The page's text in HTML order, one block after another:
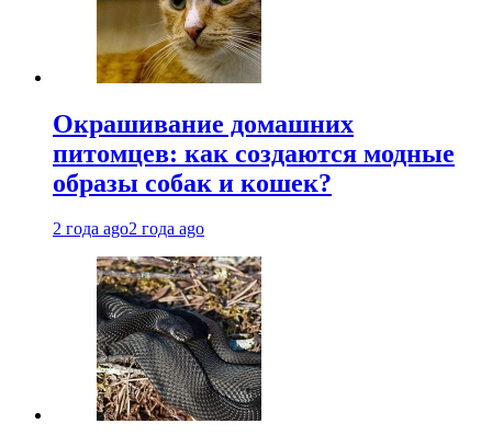
Окрашивание домашних
питомцев: как создаются модные
образы собак и кошек?
2 года ago2 года ago